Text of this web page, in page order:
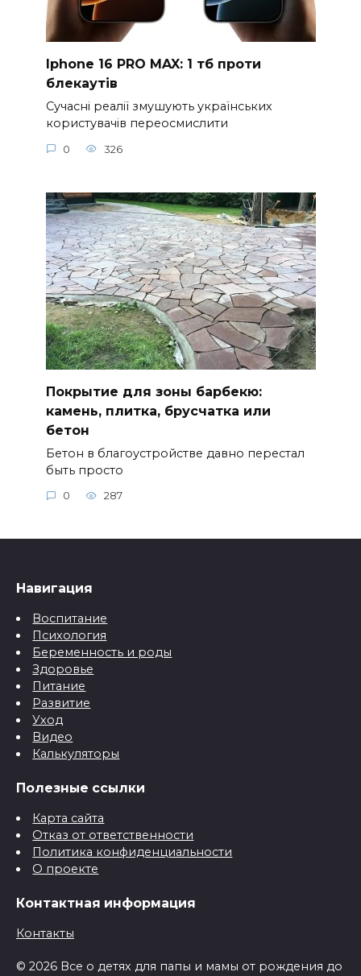
Iphone 16 PRO MAX: 1 тб проти
блекаутів
Сучасні реалії змушують українських
користувачів переосмислити
0 326
Покрытие для зоны барбекю:
камень, плитка, брусчатка или
бетон
Бетон в благоустройстве давно перестал
быть просто
0 287
Навигация
Воспитание
Психология
Беременность и роды
Здоровье
Питание
Развитие
Уход
Видео
Калькуляторы
Полезные ссылки
Карта сайта
Отказ от ответственности
Политика конфиденциальности
О проекте
Контактная информация
Контакты
© 2026 Все о детях для папы и мамы от рождения до